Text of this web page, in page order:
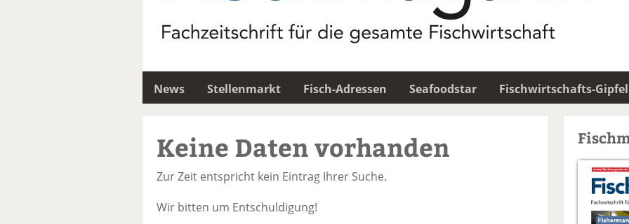
News Stellenmarkt Fisch-Adressen Seafoodstar Fischwirtschafts-Gipfel
Keine Daten vorhanden
Zur Zeit entspricht kein Eintrag Ihrer Suche.
Wir bitten um Entschuldigung!